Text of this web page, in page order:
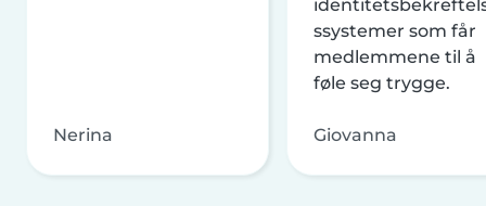
Nerina
ssystemer som får
medlemmene til å
føle seg trygge.
Giovanna